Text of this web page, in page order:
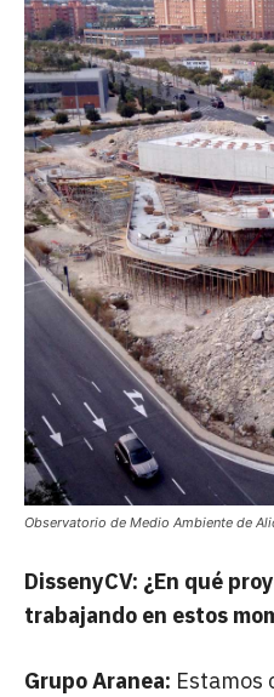
Observatorio de Medio Ambiente de
DissenyCV: ¿En qué
trabajando en estos
Grupo Aranea: Estamos